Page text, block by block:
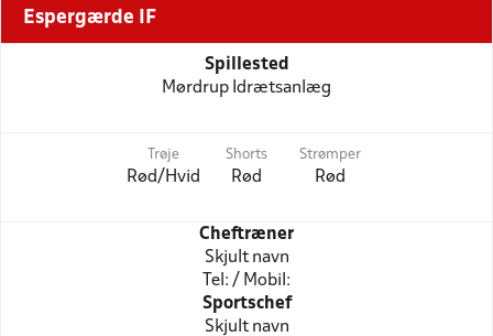
Espergærde IF
Spillested
Mørdrup Idrætsanlæg
Trøje
Rød/Hvid
Shorts
Rød
Strømper
Rød
Cheftræner
Skjult navn
Tel: / Mobil:
Sportschef
Skjult navn